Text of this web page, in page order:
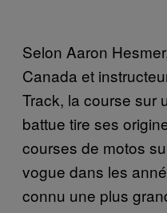
Selon Aaron
Canada et
Track, la course sur
battue tire ses
courses de motos
vogue dans les
connu une plus